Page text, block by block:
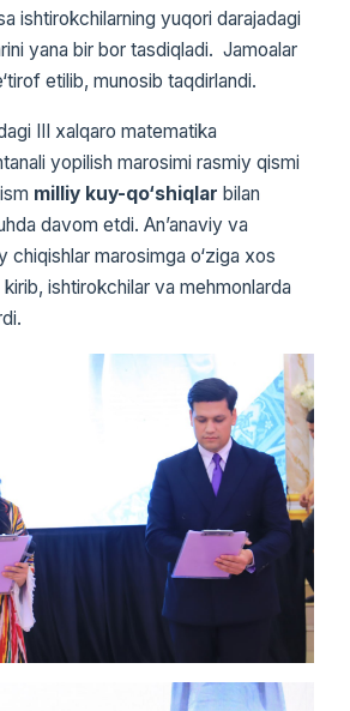
ishtirokchilarning yuqori darajadagi
yana bir bor tasdiqladi. Jamoalar
etilib, munosib taqdirlandi.
III xalqaro matematika
yopilish marosimi rasmiy qismi
milliy kuy-qo‘shiqlar bilan
davom etdi. An’anaviy va
chiqishlar marosimga o‘ziga xos
ishtirokchilar va mehmonlarda